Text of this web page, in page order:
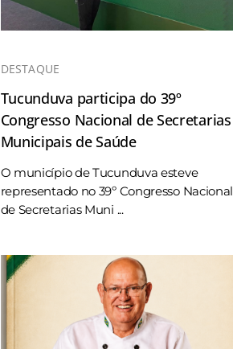
DESTAQUE
Tucunduva participa do 39º
Congresso Nacional de Secretarias
Municipais de Saúde
O município de Tucunduva esteve
representado no 39º Congresso Nacional
de Secretarias Muni ...